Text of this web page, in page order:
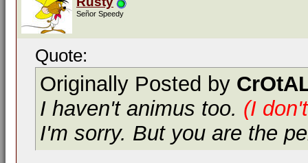
Señor Speedy
Quote:
Originally Posted by
I haven't animus too. (I
I'm sorry. But you are the